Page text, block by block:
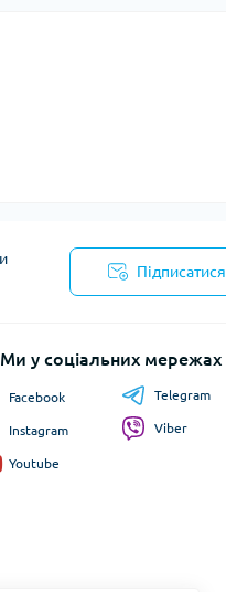
Підписатися
Ми у соціальних мережах
Facebook
Instagram
Youtube
Telegram
Viber